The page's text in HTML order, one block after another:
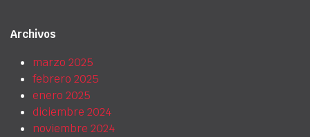
Archivos
marzo 2025
febrero 2025
enero 2025
diciembre 2024
noviembre 2024